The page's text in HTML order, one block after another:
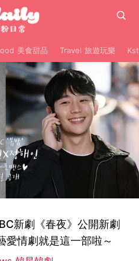
美食甜品 Travel 旅遊玩樂
新劇《春夜》公開新劇
愛情劇就是這一部啦～